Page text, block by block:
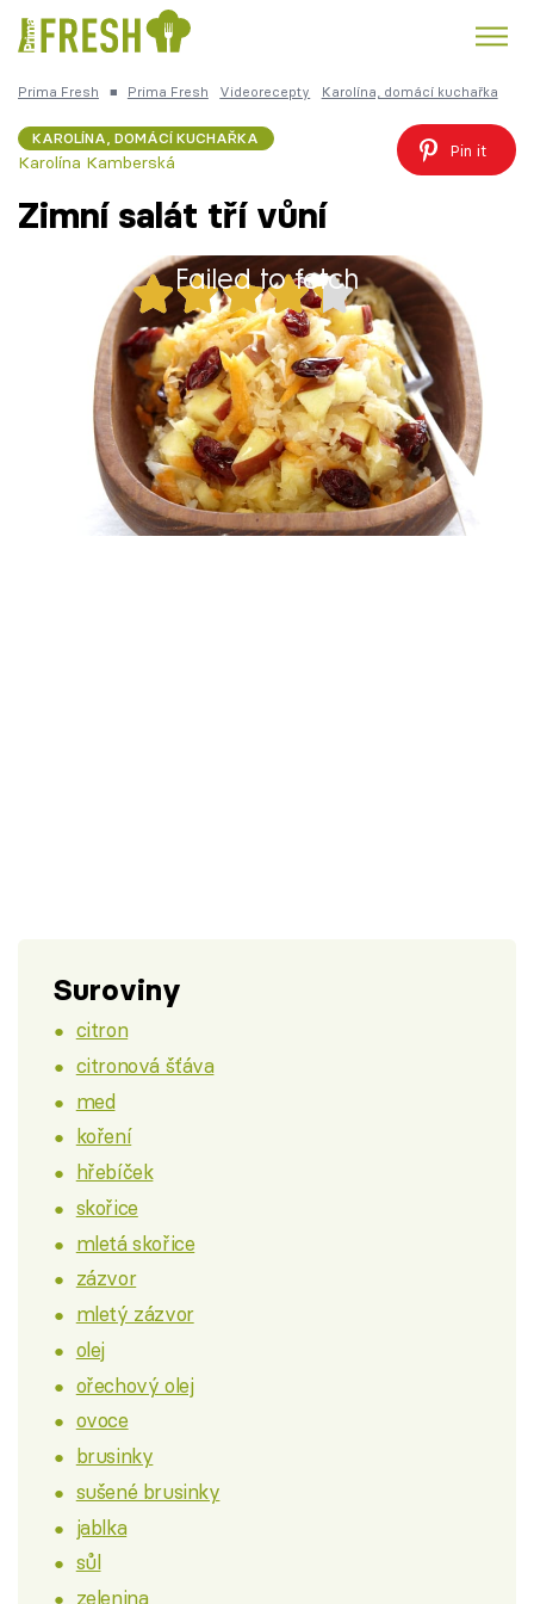
Česká kuchyně
Témata
Recepty
Články
TV Program
Prima Fresh ■ Prima Fresh Videorecepty Karolína, domácí kuchařka
KAROLÍNA, DOMÁCÍ KUCHAŘKA
Karolína Kamberská
Pin it
Zimní salát tří vůní
Failed to fetch
29x
Zimní salát tří vůní
1 porce 30 minut
Suroviny
citron
citronová šťáva
med
koření
hřebíček
skořice
mletá skořice
zázvor
mletý zázvor
olej
ořechový olej
ovoce
brusinky
sušené brusinky
jablka
sůl
zelenina